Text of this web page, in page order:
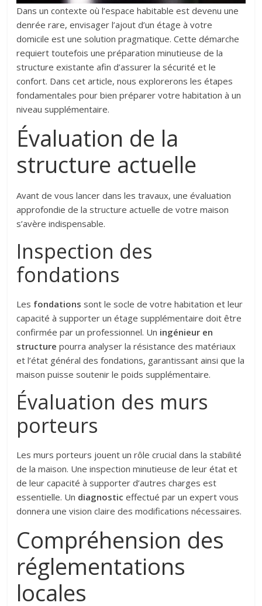
Dans un contexte où l’espace habitable est devenu une
denrée rare, envisager l’ajout d’un étage à votre
domicile est une solution pragmatique. Cette démarche
requiert toutefois une préparation minutieuse de la
structure existante afin d’assurer la sécurité et le
confort. Dans cet article, nous explorerons les étapes
fondamentales pour bien préparer votre habitation à un
niveau supplémentaire.
Évaluation de la
structure actuelle
Avant de vous lancer dans les travaux, une évaluation
approfondie de la structure actuelle de votre maison
s’avère indispensable.
Inspection des
fondations
Les fondations sont le socle de votre habitation et leur
capacité à supporter un étage supplémentaire doit être
confirmée par un professionnel. Un ingénieur en
structure pourra analyser la résistance des matériaux
et l’état général des fondations, garantissant ainsi que la
maison puisse soutenir le poids supplémentaire.
Évaluation des murs
porteurs
Les murs porteurs jouent un rôle crucial dans la stabilité
de la maison. Une inspection minutieuse de leur état et
de leur capacité à supporter d’autres charges est
essentielle. Un diagnostic effectué par un expert vous
donnera une vision claire des modifications nécessaires.
Compréhension des
réglementations
locales